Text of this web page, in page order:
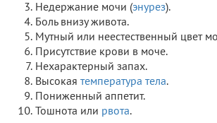
Недержание мочи (энурез).
Боль внизу живота.
Мутный или неестественный цвет
Присутствие крови в моче.
Нехарактерный запах.
Высокая температура тела.
Пониженный аппетит.
Тошнота или рвота.